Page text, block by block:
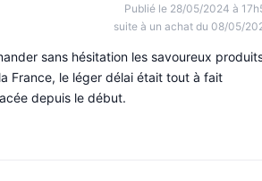
Publié le 28/05/2024 à
suite à un achat du 08/05/
sans hésitation les savoureux
France, le léger délai était tout à fait
depuis le début.